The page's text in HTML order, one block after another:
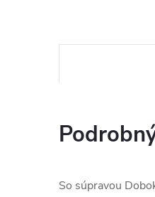
So súpravou